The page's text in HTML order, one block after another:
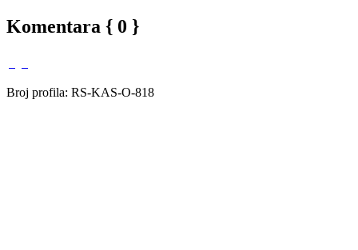
Komentara { 0 }
Broj profila: RS-KAS-O-818